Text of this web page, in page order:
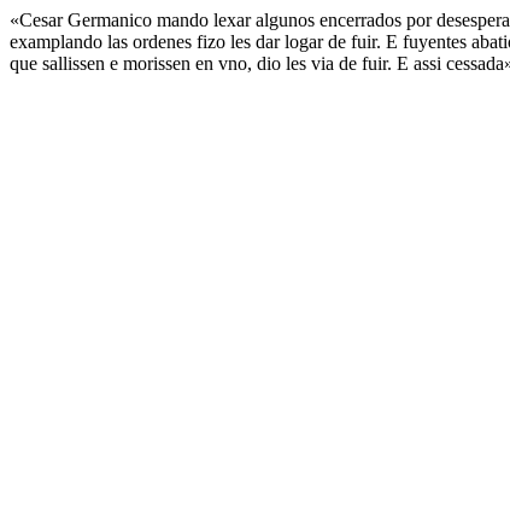
«Cesar Germanico mando lexar algunos encerrados por
examplando las ordenes fizo les dar logar de fuir. E fuyentes
que sallissen e morissen en vno, dio les via de fuir. E assi